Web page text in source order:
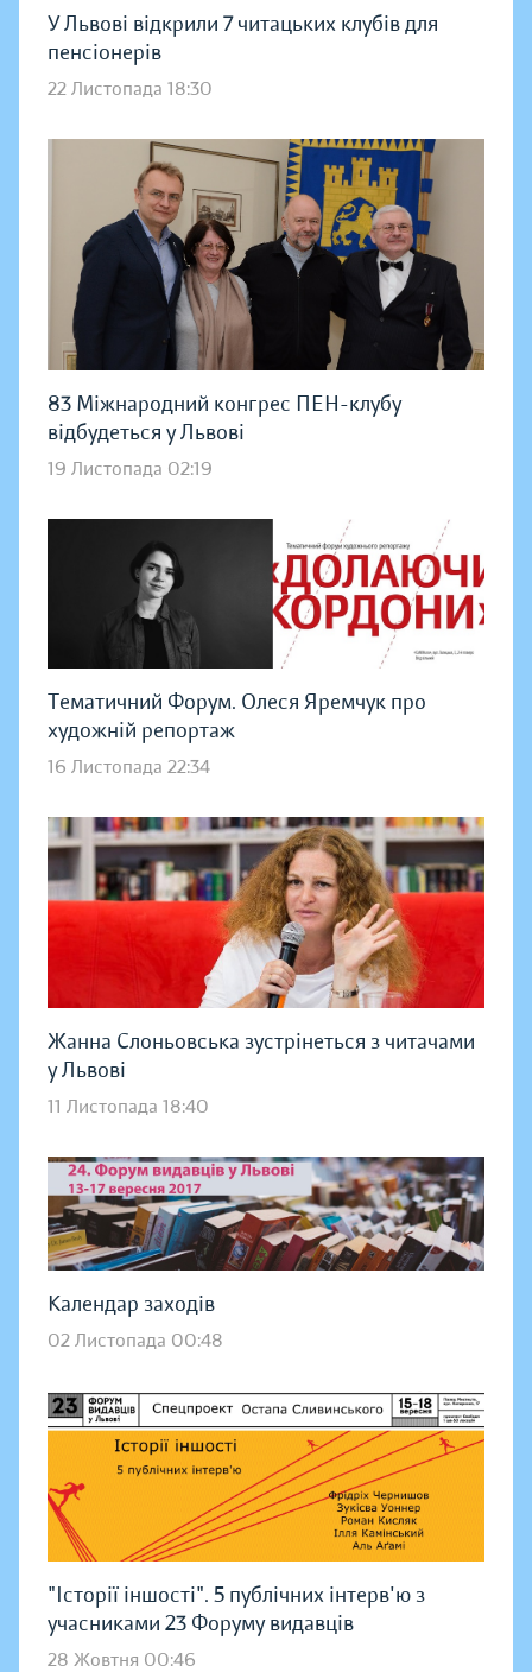
У Львові відкрили 7 читацьких клубів для
пенсіонерів
22 Листопада 18:30
83 Міжнародний конгрес ПЕН-клубу
відбудеться у Львові
19 Листопада 02:19
Тематичний Форум. Олеся Яремчук про
художній репортаж
16 Листопада 22:34
Жанна Слоньовська зустрінеться з читачами
у Львові
11 Листопада 18:40
Календар заходів
02 Листопада 00:48
"Історії іншості". 5 публічних інтерв'ю з
учасниками 23 Форуму видавців
28 Жовтня 00:46